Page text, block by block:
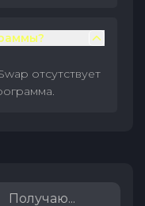
отсутствует